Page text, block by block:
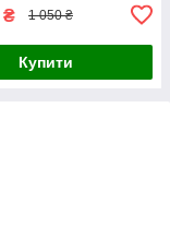
₴ 1 050 ₴
Купити